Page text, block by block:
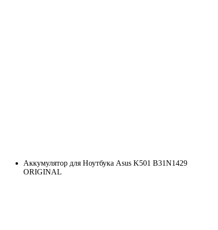
Аккумулятор для Ноутбука Asus K501 B31N1429
ORIGINAL